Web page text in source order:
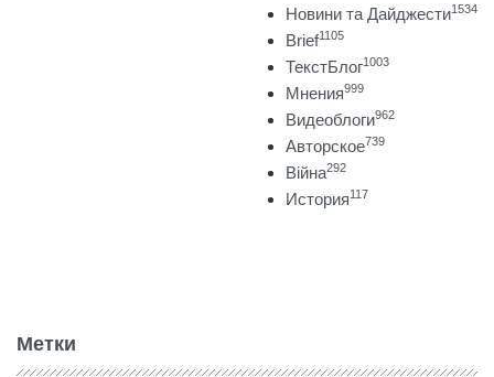
Новини та Дайджести1534
Brief1105
ТекстБлог1003
Мнения999
Видеоблоги962
Авторское739
Війна292
История117
Метки